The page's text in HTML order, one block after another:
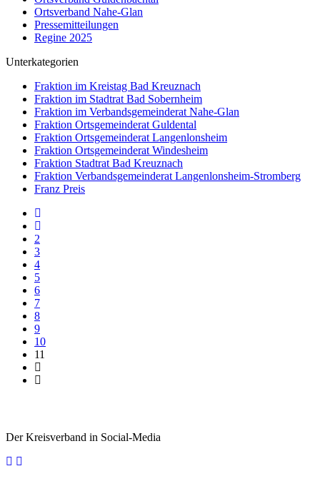
Ortsverband Nahe-Glan
Pressemitteilungen
Regine 2025
Unterkategorien
Fraktion im Kreistag Bad Kreuznach
Fraktion im Stadtrat Bad Sobernheim
Fraktion im Verbandsgemeinderat Nahe-Glan
Fraktion Ortsgemeinderat Guldental
Fraktion Ortsgemeinderat Langenlonsheim
Fraktion Ortsgemeinderat Windesheim
Fraktion Stadtrat Bad Kreuznach
Fraktion Verbandsgemeinderat Langenlonsheim-Stromberg
Franz Preis
2
3
4
5
6
7
8
9
10
11
Der Kreisverband in Social-Media